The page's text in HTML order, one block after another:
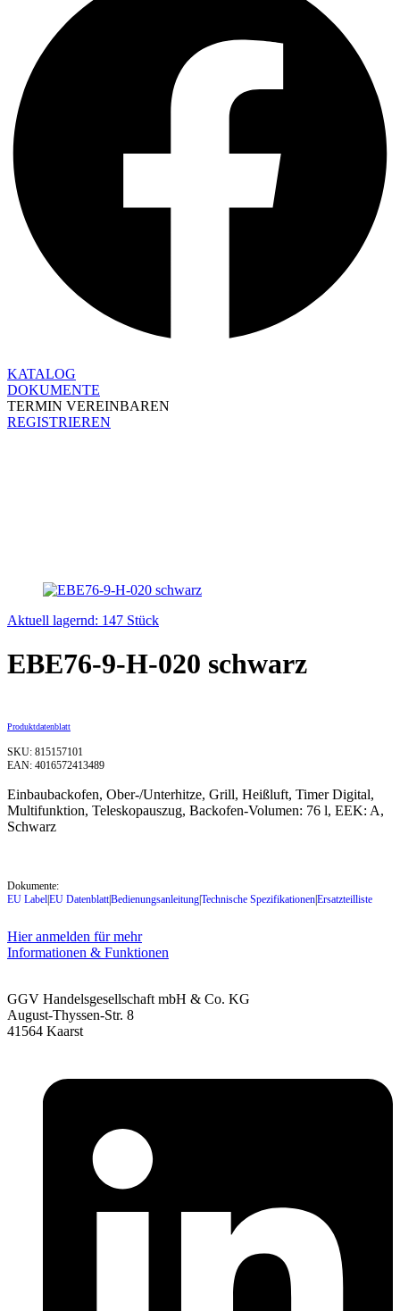
KATALOG
DOKUMENTE
TERMIN VEREINBAREN
REGISTRIEREN
Aktuell lagernd: 147 Stück
EBE76-9-H-020 schwarz
Produktdatenblatt
SKU: 815157101
EAN: 4016572413489
Einbaubackofen, Ober-/Unterhitze, Grill, Heißluft, Timer Digital,
Multifunktion, Teleskopauszug, Backofen-Volumen: 76 l, EEK: A,
Schwarz
Dokumente:
EU Label|EU Datenblatt|Bedienungsanleitung|Technische Spezifikationen|Ersatzteilliste
Hier anmelden für mehr
Informationen & Funktionen
GGV Handelsgesellschaft mbH & Co. KG
August-Thyssen-Str. 8
41564 Kaarst